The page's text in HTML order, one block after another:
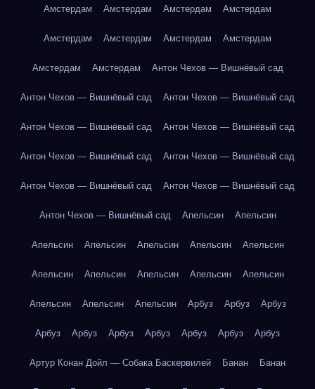
Амстердам Амстердам Амстердам Амстердам
Амстердам Амстердам Амстердам Амстердам
Амстердам Амстердам Антон Чехов — Вишнёвый сад
Антон Чехов — Вишнёвый сад Антон Чехов — Вишнёвый сад
Антон Чехов — Вишнёвый сад Антон Чехов — Вишнёвый сад
Антон Чехов — Вишнёвый сад Антон Чехов — Вишнёвый сад
Антон Чехов — Вишнёвый сад Антон Чехов — Вишнёвый сад
Антон Чехов — Вишнёвый сад Апельсин Апельсин
Апельсин Апельсин Апельсин Апельсин Апельсин
Апельсин Апельсин Апельсин Апельсин Апельсин
Апельсин Апельсин Апельсин Арбуз Арбуз Арбуз
Арбуз Арбуз Арбуз Арбуз Арбуз Арбуз Арбуз
Артур Конан Дойл — Собака Баскервилей Банан Банан